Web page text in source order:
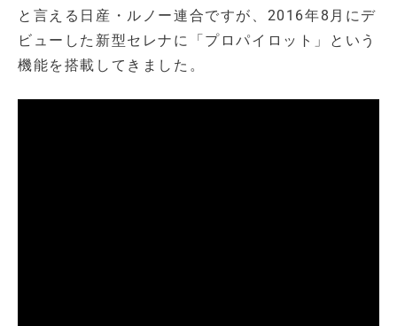
と言える日産・ルノー連合ですが、2016年8月にデ
ビューした新型セレナに「プロパイロット」という
機能を搭載してきました。